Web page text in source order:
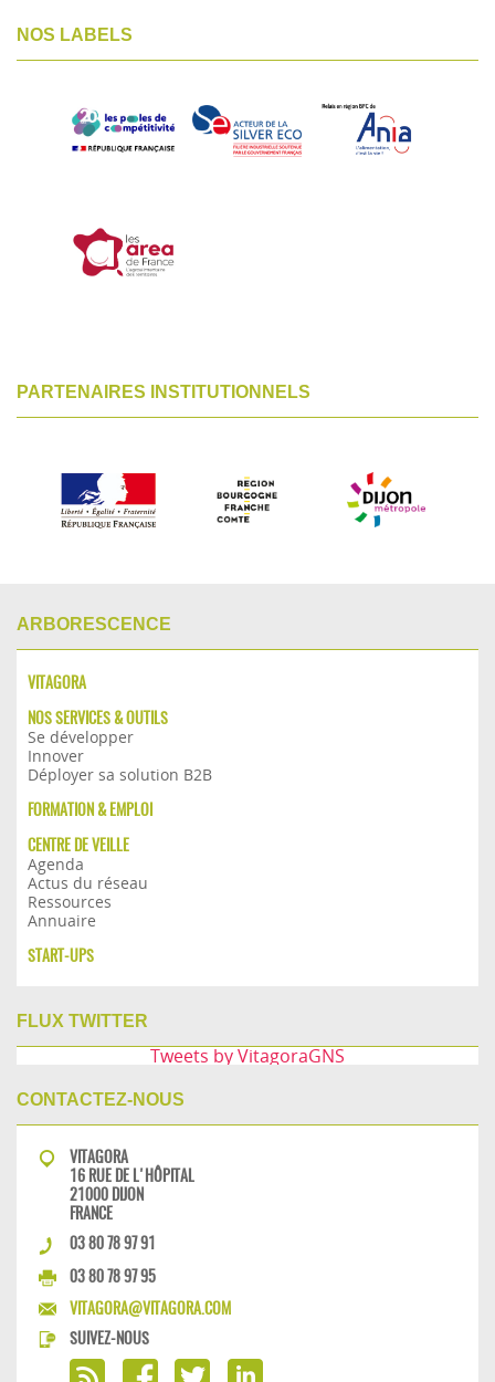
NOS LABELS
PARTENAIRES INSTITUTIONNELS
ARBORESCENCE
VITAGORA
NOS SERVICES & OUTILS
Se développer
Innover
Déployer sa solution B2B
FORMATION & EMPLOI
CENTRE DE VEILLE
Agenda
Actus du réseau
Ressources
Annuaire
START-UPS
FLUX TWITTER
Tweets by VitagoraGNS
CONTACTEZ-NOUS
VITAGORA
16 RUE DE L'HÔPITAL
21000 DIJON
FRANCE
03 80 78 97 91
03 80 78 97 95
VITAGORA@VITAGORA.COM
SUIVEZ-NOUS